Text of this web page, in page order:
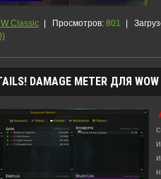
Classic | Просмотров: 801 |
DAMAGE METER ДЛЯ WOW